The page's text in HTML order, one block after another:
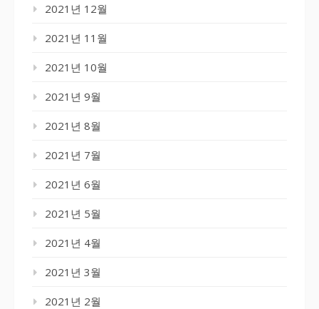
2021년 12월
2021년 11월
2021년 10월
2021년 9월
2021년 8월
2021년 7월
2021년 6월
2021년 5월
2021년 4월
2021년 3월
2021년 2월